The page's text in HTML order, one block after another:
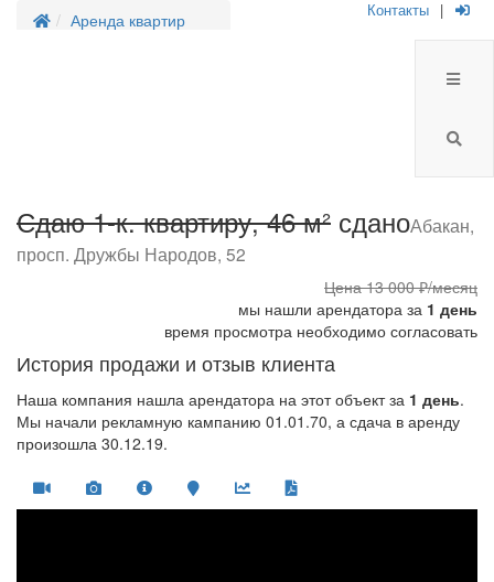
Аренда квартир Контакты |
Сдаю 1-к. квартиру, 46 м² сданоАбакан,
просп. Дружбы Народов, 52
Цена13 000 ₽/месяц
мы нашли арендатора за 1 день
время просмотра необходимо согласовать
История продажи и отзыв клиента
Наша компания нашла арендатора на этот объект за 1 день.
Мы начали рекламную кампанию 01.01.70, а сдача в аренду
произошла 30.12.19.